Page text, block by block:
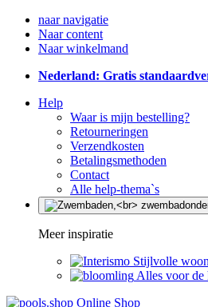
naar navigatie
Naar content
Naar winkelmand
Nederland: Gratis
Help
Waar is mijn bestelling?
Retourneringen
Verzendkosten
Betalingsmethoden
Contact
Alle help-thema`s
Meer inspiratie
Stijlvolle
Alles voor de